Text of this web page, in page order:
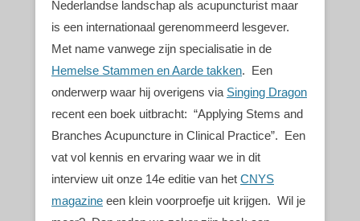
Nederlandse landschap als acupuncturist maar
is een internationaal gerenommeerd lesgever.
Met name vanwege zijn specialisatie in de
Hemelse Stammen en Aarde takken. Een
onderwerp waar hij overigens via Singing Dragon
recent een boek uitbracht: “Applying Stems and
Branches Acupuncture in Clinical Practice”. Een
vat vol kennis en ervaring waar we in dit
interview uit onze 14e editie van het CNYS
magazine een klein voorproefje uit krijgen. Wil je